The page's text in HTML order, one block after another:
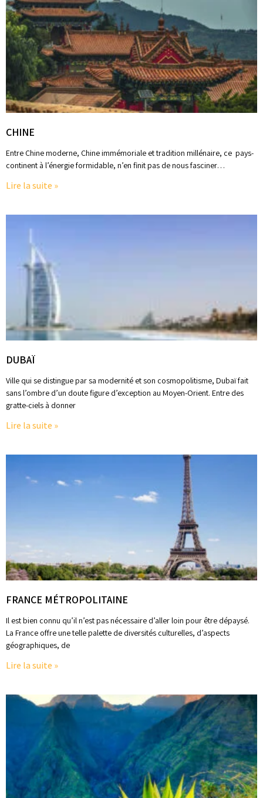
CHINE
Entre Chine moderne, Chine immémoriale et tradition millénaire, ce pays-
continent à l’énergie formidable, n’en finit pas de nous fasciner…
Lire la suite »
DUBAÏ
Ville qui se distingue par sa modernité et son cosmopolitisme, Dubaï fait
sans l’ombre d’un doute figure d’exception au Moyen-Orient. Entre des
gratte-ciels à donner
Lire la suite »
FRANCE MÉTROPOLITAINE
Il est bien connu qu’il n’est pas nécessaire d’aller loin pour être dépaysé.
La France offre une telle palette de diversités culturelles, d’aspects
géographiques, de
Lire la suite »